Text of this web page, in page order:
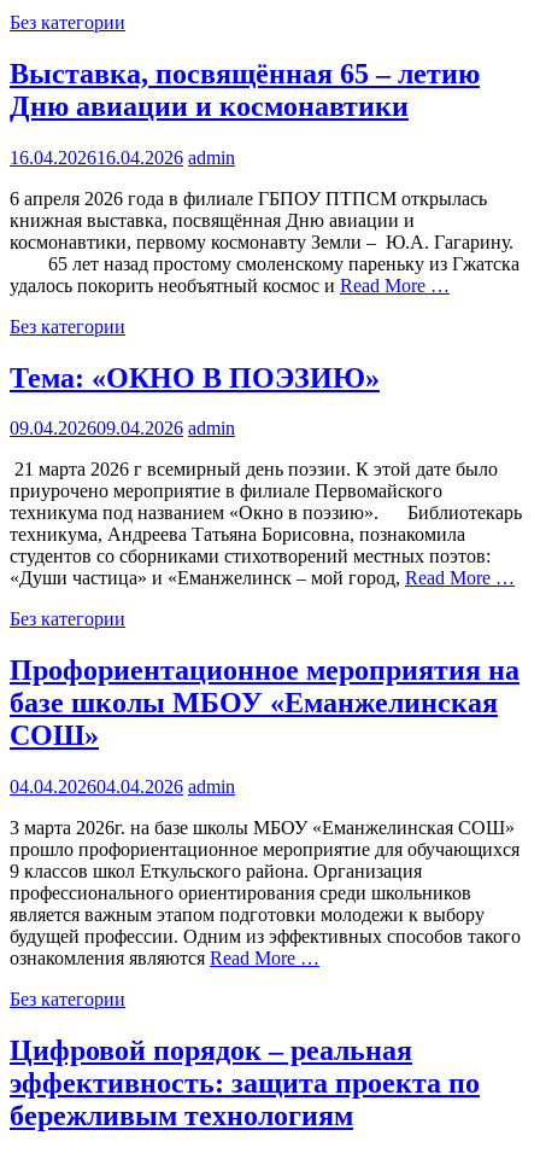
Без категории
Выставка, посвящённая 65 – летию
Дню авиации и космонавтики
16.04.202616.04.2026 admin
6 апреля 2026 года в филиале ГБПОУ ПТПСМ открылась
книжная выставка, посвящённая Дню авиации и
космонавтики, первому космонавту Земли – Ю.А. Гагарину.
65 лет назад простому смоленскому пареньку из Гжатска
удалось покорить необъятный космос и Read More …
Без категории
Тема: «ОКНО В ПОЭЗИЮ»
09.04.202609.04.2026 admin
21 марта 2026 г всемирный день поэзии. К этой дате было
приурочено мероприятие в филиале Первомайского
техникума под названием «Окно в поэзию». Библиотекарь
техникума, Андреева Татьяна Борисовна, познакомила
студентов со сборниками стихотворений местных поэтов:
«Души частица» и «Еманжелинск – мой город, Read More …
Без категории
Профориентационное мероприятия на
базе школы МБОУ «Еманжелинская
СОШ»
04.04.202604.04.2026 admin
3 марта 2026г. на базе школы МБОУ «Еманжелинская СОШ»
прошло профориентационное мероприятие для обучающихся
9 классов школ Еткульского района. Организация
профессионального ориентирования среди школьников
является важным этапом подготовки молодежи к выбору
будущей профессии. Одним из эффективных способов такого
ознакомления являются Read More …
Без категории
Цифровой порядок – реальная
эффективность: защита проекта по
бережливым технологиям